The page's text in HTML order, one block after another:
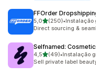
FFOrder
5,0de 5 estrelas
(250)
250 total de avaliações
•Instalação
Direct sourcing &
Selfnamed:
4,5de 5 estrelas
(49)
49 total de avaliações
•Instalação
Sell private label